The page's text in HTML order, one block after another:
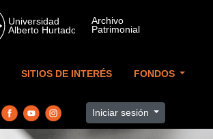
SITIOS DE INTERÉS FONDOS
Iniciar sesión